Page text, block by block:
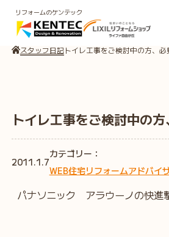
リフォームのケンテック
スタッフ日記トイレ工事をご検討中の方、必
トイレ工事をご検討中の方
2011.1.7
カテゴリー：
WEB住宅リフォームアドバ
パナソニック アラウーノの快進